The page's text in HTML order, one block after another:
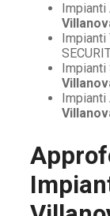
Impianti
Impianti
Impianti